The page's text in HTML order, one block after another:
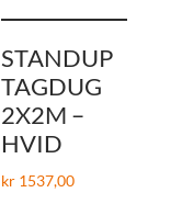
STANDUP
TAGDUG
2X2M –
HVID
kr1537,00